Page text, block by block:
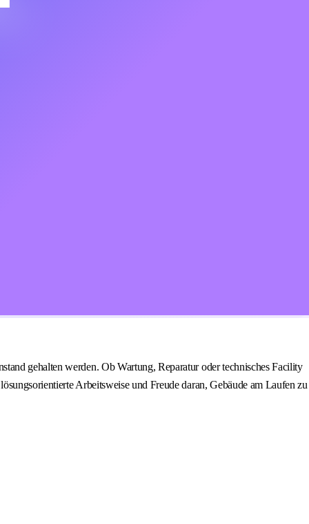
gehalten werden. Ob Wartung, Reparatur oder technisches Facility
Arbeitsweise und Freude daran, Gebäude am Laufen zu